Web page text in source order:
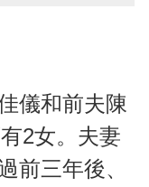
儀和前夫陳
2女。夫妻
前三年後、